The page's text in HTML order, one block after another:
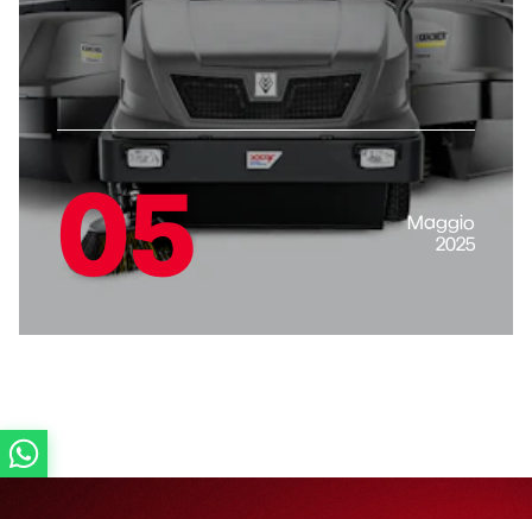
05
Maggio
2025